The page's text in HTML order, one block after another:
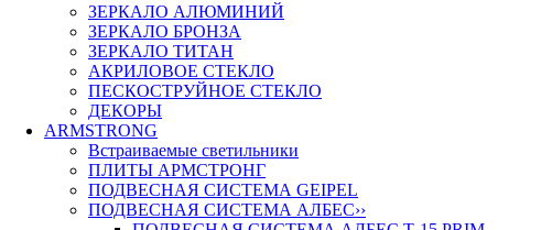
ЗЕРКАЛО АЛЮМИНИЙ
ЗЕРКАЛО БРОНЗА
ЗЕРКАЛО ТИТАН
АКРИЛОВОЕ СТЕКЛО
ПЕСКОСТРУЙНОЕ СТЕКЛО
ДЕКОРЫ
ARMSTRONG
Встраиваемые светильники
ПЛИТЫ АРМСТРОНГ
ПОДВЕСНАЯ СИСТЕМА GEIPEL
ПОДВЕСНАЯ СИСТЕМА АЛБЕС››